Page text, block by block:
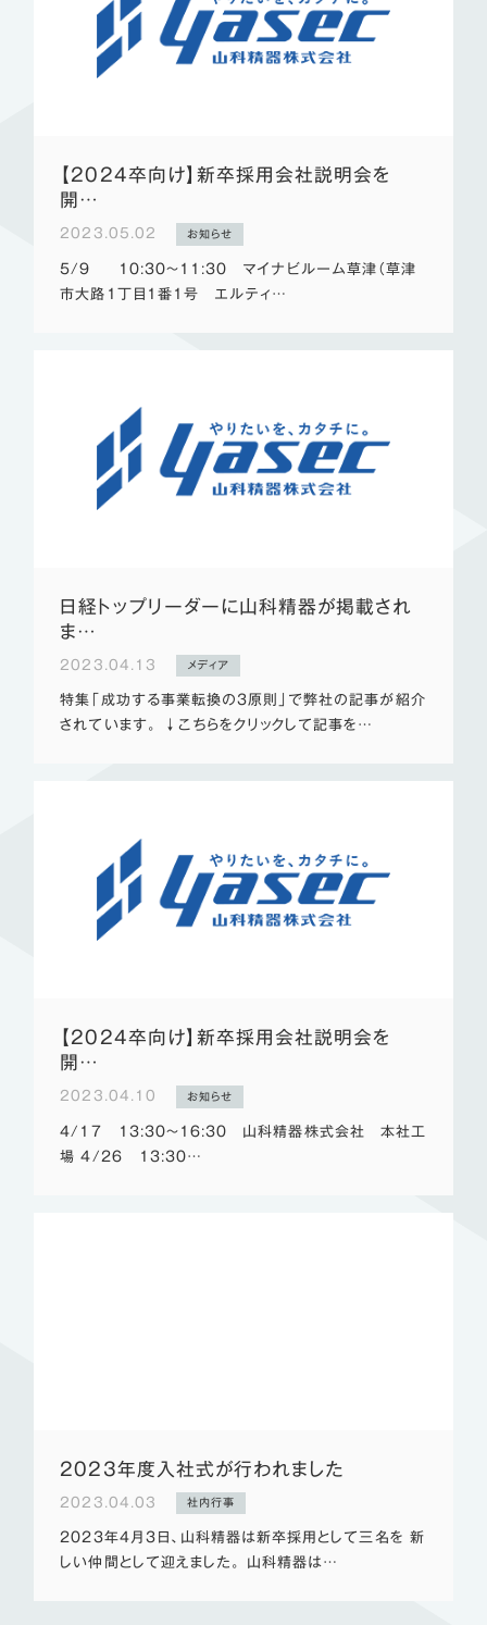
【2024卒向け】新卒採用会社説明会を
開…
2023.05.02 お知らせ
5/9 10:30～11:30 マイナビルーム草津（草津
市大路1丁目1番1号 エルティ…
日経トップリーダーに山科精器が掲載され
ま…
2023.04.13 メディア
特集「成功する事業転換の3原則」で弊社の記事が紹介
されています。 ↓こちらをクリックして記事を…
【2024卒向け】新卒採用会社説明会を
開…
2023.04.10 お知らせ
4/17 13:30～16:30 山科精器株式会社 本社工
場 4/26 13:30…
2023年度入社式が行われました
2023.04.03 社内行事
2023年4月3日、山科精器は新卒採用として三名を 新
しい仲間として迎えました。 山科精器は…